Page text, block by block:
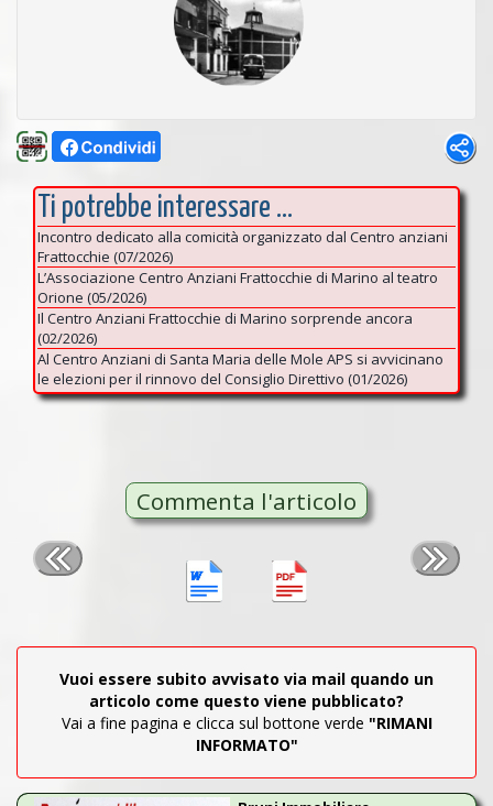
Ti potrebbe interessare ...
Incontro dedicato alla comicità organizzato dal Centro anziani
Frattocchie (07/2026)
L’Associazione Centro Anziani Frattocchie di Marino al teatro
Orione (05/2026)
Il Centro Anziani Frattocchie di Marino sorprende ancora
(02/2026)
Al Centro Anziani di Santa Maria delle Mole APS si avvicinano
le elezioni per il rinnovo del Consiglio Direttivo (01/2026)
Commenta l'articolo
Vuoi essere subito avvisato via mail quando un
articolo come questo viene pubblicato?
Vai a fine pagina e clicca sul bottone verde "RIMANI
INFORMATO"